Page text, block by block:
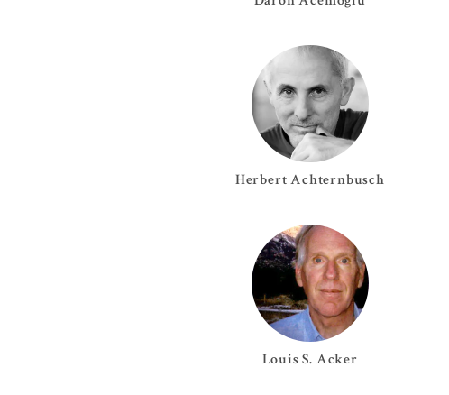
HerbertAchternbusch
Louis S. Acker